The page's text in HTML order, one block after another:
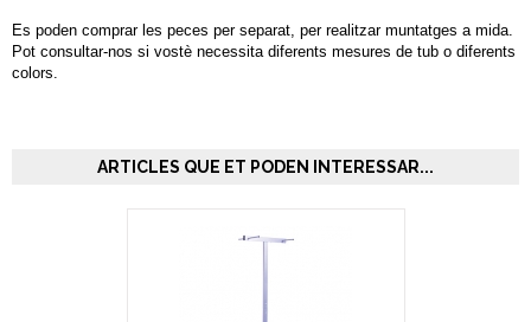
Es poden comprar les peces per separat, per realitzar muntatges a mida.
Pot consultar-nos si vostè necessita diferents mesures de tub o diferents
colors.
ARTICLES QUE ET PODEN INTERESSAR...